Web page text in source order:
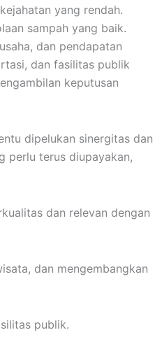
yang rendah.
sampah yang baik.
dan pendapatan
dan fasilitas publik
keputusan
dipelukan sinergitas dan
perlu terus diupayakan,
dan relevan dengan
dan mengembangkan
publik.